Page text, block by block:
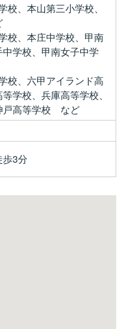
校、本山第三小学校、
校、本庄中学校、甲南
学校、甲南女子中学
校、六甲アイランド高
学校、兵庫高等学校、
戸高等学校 など
3分